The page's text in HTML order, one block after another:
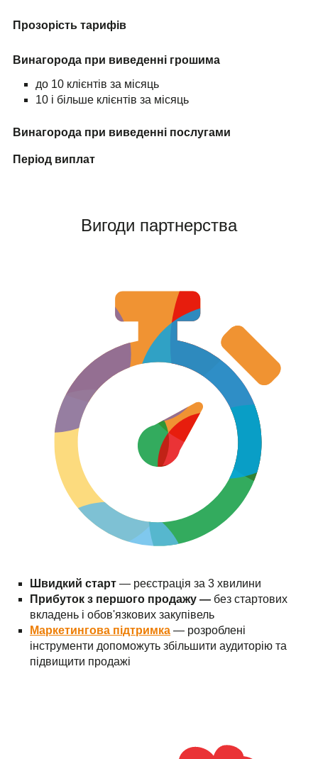
Прозорість тарифів
Винагорода при виведенні грошима
до 10 клієнтів за місяць
10 і більше клієнтів за місяць
Винагорода при виведенні послугами
Період виплат
Вигоди партнерства
Швидкий старт — реєстрація за 3 хвилини
Прибуток з першого продажу — без стартових
вкладень і обов'язкових закупівель
Маркетингова підтримка — розроблені
інструменти допоможуть збільшити аудиторію та
підвищити продажі